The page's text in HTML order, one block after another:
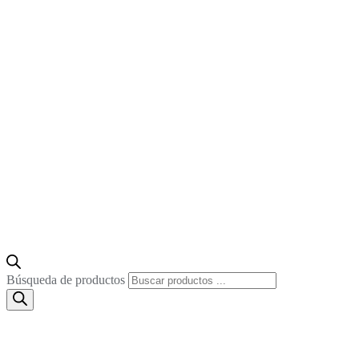
Búsqueda de productos